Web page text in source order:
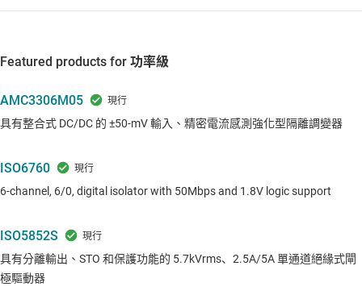
Featured products for 功率級
AMC3306M05
具有整合式 DC/DC 的 ±50-mV 輸入、精密電流感測強化型隔離調變器
ISO6760
6-channel, 6/0, digital isolator with 50Mbps and 1.8V logic support
ISO5852S
具有分離輸出、STO 和保護功能的 5.7kVrms、2.5A/5A 單通道絕緣式閘
極驅動器